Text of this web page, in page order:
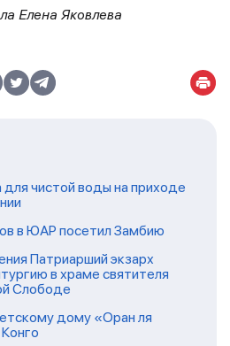
Елена Яковлева
чистой воды на приходе
в ЮАР посетил Замбию
Патриарший экзарх
в храме святителя
Слободе
дому «Оран ля